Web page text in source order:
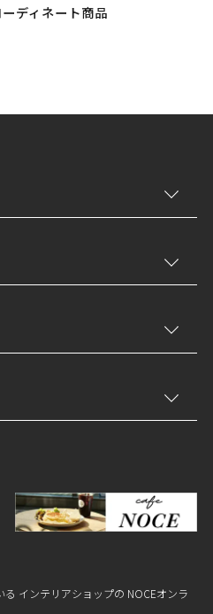
ディネート商品
インテリアショップの NOCEオンラ